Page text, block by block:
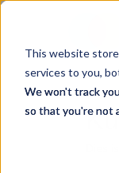
This website
services to you,
We won't track
so that you're not